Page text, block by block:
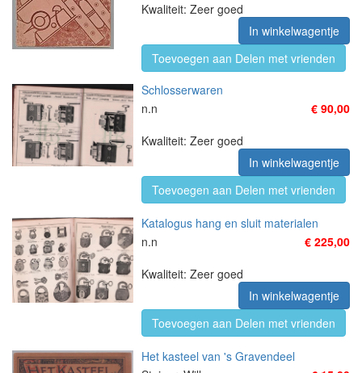
Kwaliteit: Zeer goed
In winkelwagentje
Toevoegen aan Delen met vrienden
Schlosserwaren
n.n
€ 90,00
Kwaliteit: Zeer goed
In winkelwagentje
Toevoegen aan Delen met vrienden
Katalogus hang en sluit materialen
n.n
€ 225,00
Kwaliteit: Zeer goed
In winkelwagentje
Toevoegen aan Delen met vrienden
Het kasteel van 's Gravendeel